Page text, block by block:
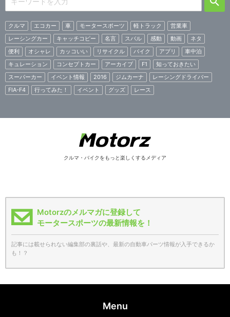
クルマ エコカー 車 モータースポーツ 軽トラック
営業車
レーシングカー
キャッチコピー 名言 スバル 感動 動画
ネタ
便利
オシャレ カッコいい リサイクル バイク アプリ
車中泊
キュレーション
コンセプトカー アーカイブ F1
知っておきたい
スーパーカー
イベント情報 2016 ジムカーナ
レーシングドライバー
FIA-F4
行ってみた！ イベント グッズ レース
クルマ・バイクをもっと楽しくするメディア
Motorzのメルマガに登録して
モータースポーツの最新情報を！
記事には載せられない編集部の裏話や、最新の自動車パーツ情報が入手できるか
も！？
Menu